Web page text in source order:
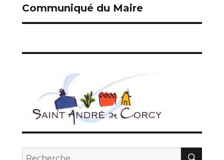
Publication
suivante :
Communiqué du Maire
Recherche